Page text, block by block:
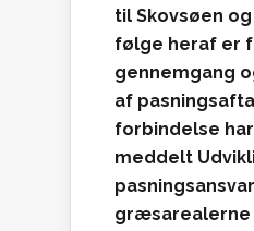
til Skovsøen
følge heraf er
gennemgang
af
forbindelse
meddelt
græsarealerne